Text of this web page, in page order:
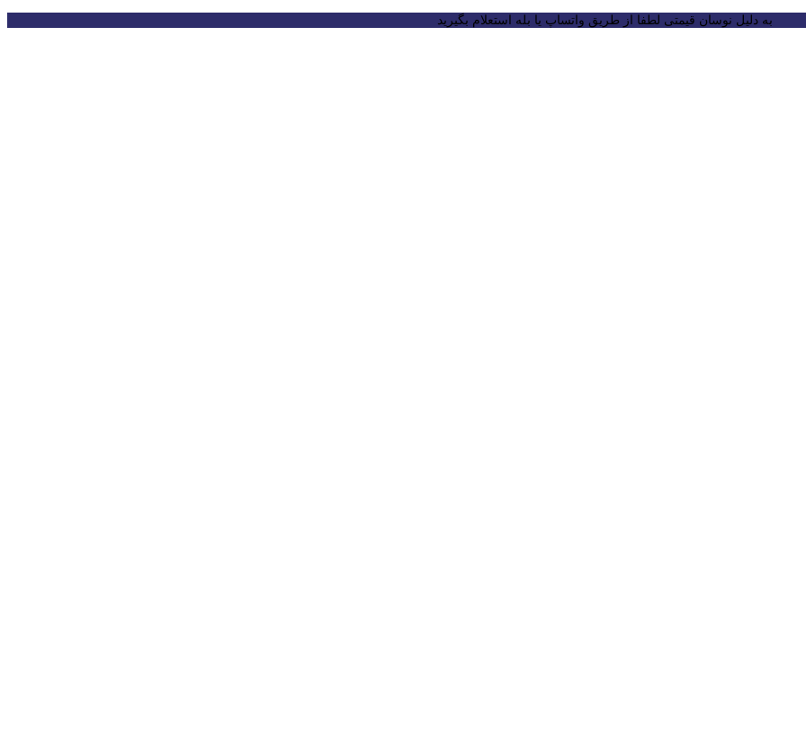
به دلیل نوسان قیمتی لطفا از طریق واتساپ یا بله استعلام بگیرید